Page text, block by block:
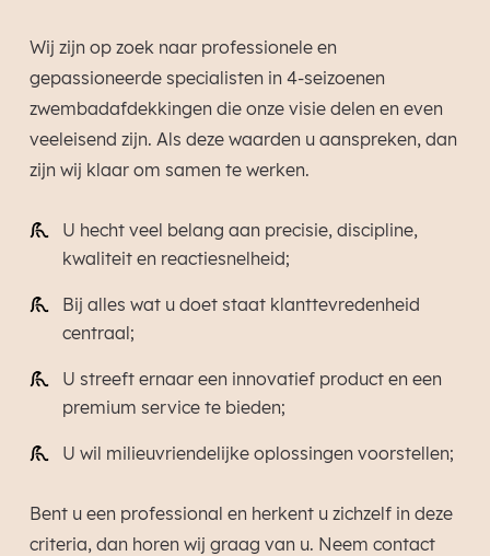
Wij zijn op zoek naar professionele en
gepassioneerde specialisten in 4-seizoenen
zwembadafdekkingen die onze visie delen en even
veeleisend zijn. Als deze waarden u aanspreken, dan
zijn wij klaar om samen te werken.
U hecht veel belang aan precisie, discipline,
kwaliteit en reactiesnelheid;
Bij alles wat u doet staat klanttevredenheid
centraal;
U streeft ernaar een innovatief product en een
premium service te bieden;
U wil milieuvriendelijke oplossingen voorstellen;
Bent u een professional en herkent u zichzelf in deze
criteria, dan horen wij graag van u. Neem contact